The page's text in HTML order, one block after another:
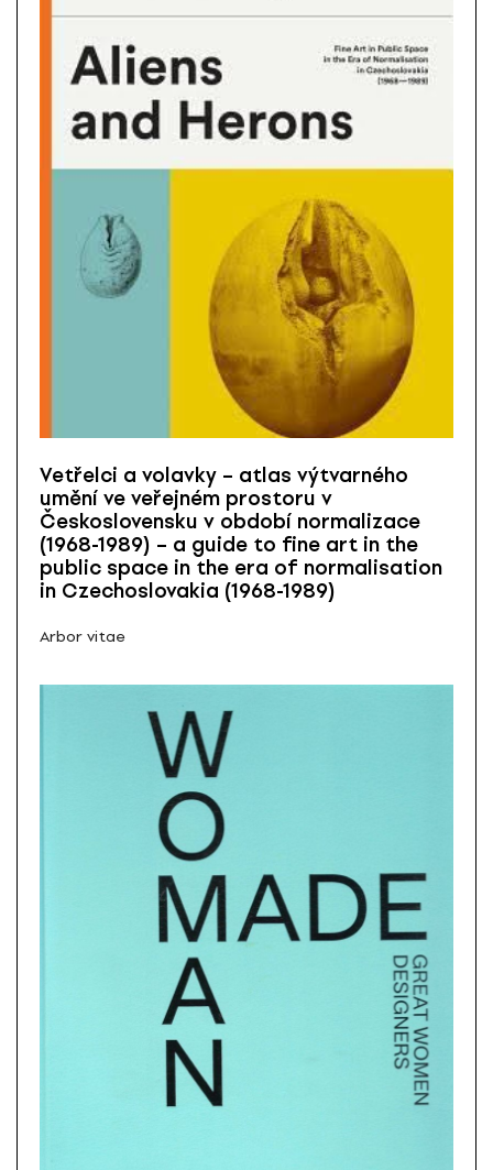
Vetřelci a volavky – atlas výtvarného
umění ve veřejném prostoru v
Československu v období normalizace
(1968-1989) – a guide to fine art in the
public space in the era of normalisation
in Czechoslovakia (1968-1989)
Arbor vitae